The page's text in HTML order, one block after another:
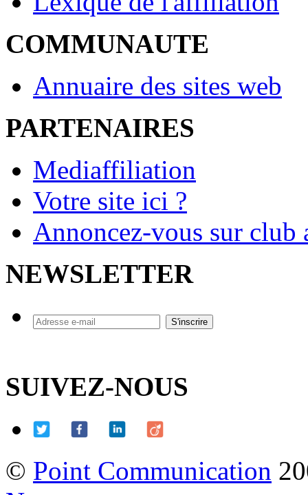
COMMUNAUTE
Annuaire des sites web
PARTENAIRES
Mediaffiliation
Votre site ici ?
Annoncez-vous sur
NEWSLETTER
SUIVEZ-NOUS
© Point Communication